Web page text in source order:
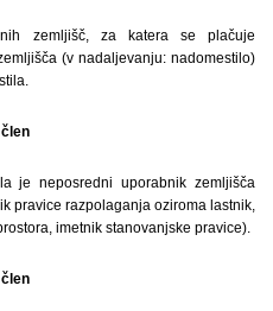
zemljišč, za katera se plačuje
(v nadaljevanju: nadomestilo)
je neposredni uporabnik zemljišča
pravice razpolaganja oziroma lastnik,
imetnik stanovanjske pravice).